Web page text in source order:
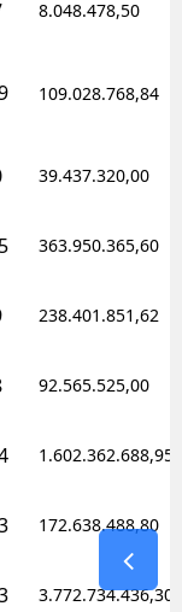
8.048.478,50
109.028.768,84
39.437.320,00
363.950.365,60
238.401.851,62
92.565.525,00
1.602.362.688,95
172.638.488,80
3.772.734.436,30